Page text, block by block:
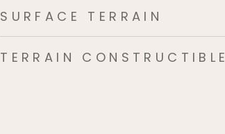
SURFACE TERRAIN
TERRAIN CONSTRUCTIBLE